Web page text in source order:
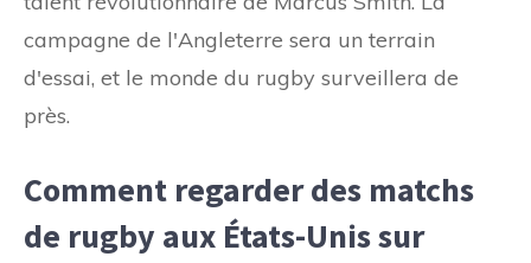
campagne de l'Angleterre sera un terrain
d'essai, et le monde du rugby surveillera de
près.
Comment regarder des matchs
de rugby aux États-Unis sur